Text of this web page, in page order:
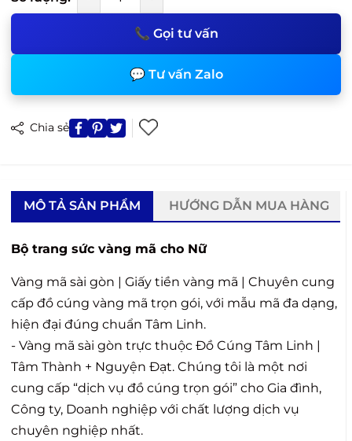
📞 Gọi tư vấn
💬 Tư vấn Zalo
Chia sẻ
MÔ TẢ SẢN PHẨM HƯỚNG DẪN MUA HÀNG
Bộ trang sức vàng mã cho Nữ
Vàng mã sài gòn | Giấy tiền vàng mã | Chuyên cung
cấp đồ cúng vàng mã trọn gói, với mẫu mã đa dạng,
hiện đại đúng chuẩn Tâm Linh.
- Vàng mã sài gòn trực thuộc Đồ Cúng Tâm Linh |
Tâm Thành + Nguyện Đạt. Chúng tôi là một nơi
cung cấp “dịch vụ đồ cúng trọn gói” cho Gia đình,
Công ty, Doanh nghiệp với chất lượng dịch vụ
chuyên nghiệp nhất.